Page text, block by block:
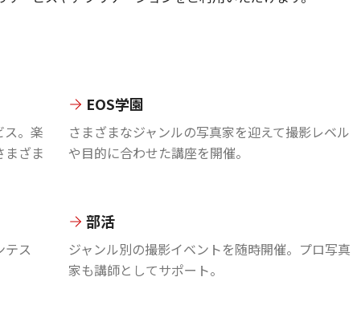
ス。楽
まざま
EOS学園
さまざまなジャンルの写真家を迎えて撮影レベル
や目的に合わせた講座を開催。
テス
部活
ジャンル別の撮影イベントを随時開催。プロ写真
家も講師としてサポート。